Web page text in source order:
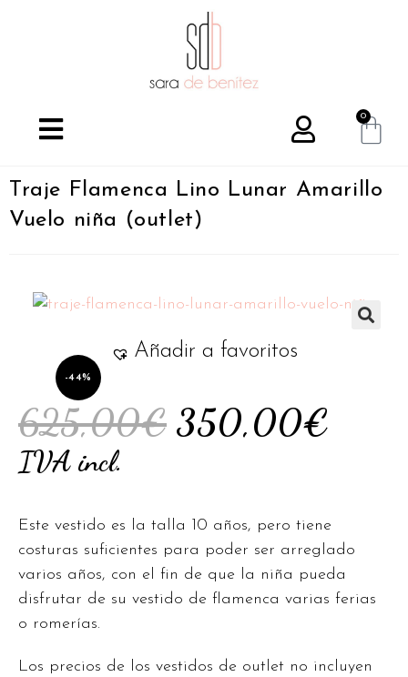
0
Traje Flamenca Lino Lunar Amarillo
Vuelo niña (outlet)
625,00€ 350,00€
IVA incl.
Este vestido es la talla 10 años, pero tiene
costuras suficientes para poder ser arreglado
varios años, con el fin de que la niña pueda
disfrutar de su vestido de flamenca varias ferias
o romerías.
Los precios de los vestidos de outlet no incluyen
-44%
Añadir a favoritos